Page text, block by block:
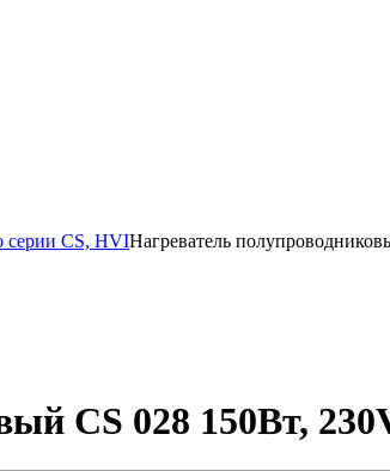
серии CS, HVIНагреватель
CS 028 150Вт,